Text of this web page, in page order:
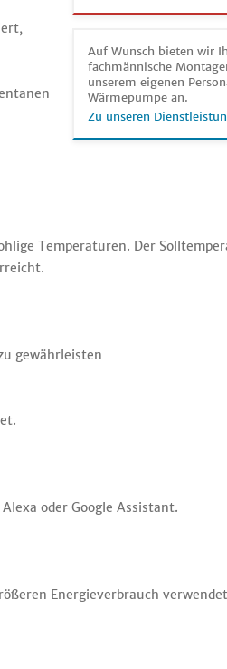
Auf Wunsch bieten wir
fachmännische
unserem eigenen
Wärmepumpe an.
Zu unseren
Temperaturen. Der
gewährleisten
oder Google Assistant.
Energieverbrauch